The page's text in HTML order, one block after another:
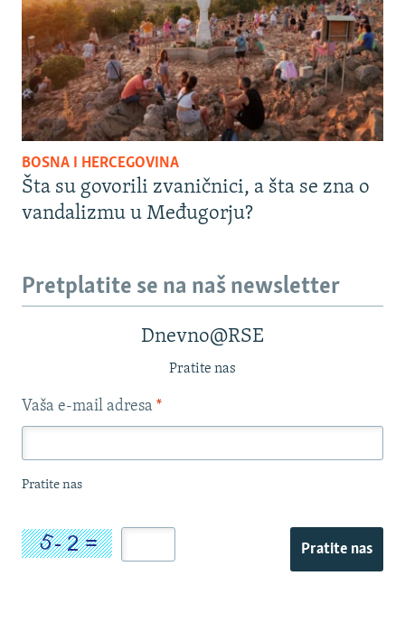
BOSNA I HERCEGOVINA
Šta su govorili zvaničnici, a šta se zna o
vandalizmu u Međugorju?
Pretplatite se na naš newsletter
Dnevno@RSE
Pratite nas
Vaša e-mail adresa *
Pratite nas
Pratite nas